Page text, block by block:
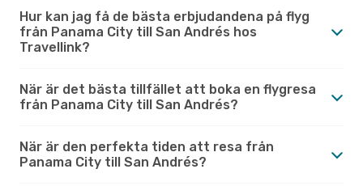
Hur kan jag få de bästa erbjudandena på flyg
från Panama City till San Andrés hos
Travellink?
När är det bästa tillfället att boka en flygresa
från Panama City till San Andrés?
När är den perfekta tiden att resa från
Panama City till San Andrés?